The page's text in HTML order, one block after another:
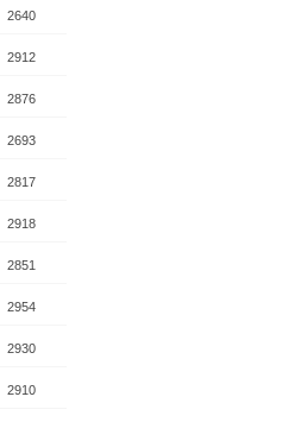
2640
2912
2876
2693
2817
2918
2851
2954
2930
2910